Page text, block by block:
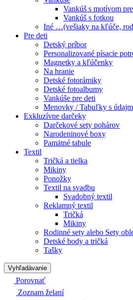
Vankúš s motívom
Vankúš s fotkou
Iné …(vešiaky na kľúče,
Pre deti
Detský príbor
Personalizované písacie
Magnetky a kľúčenky
Na hranie
Detské fotorámiky
Detské fotoalbumy
Vankúše pre deti
Menovky / Tabuľky s
Exkluzívne darčeky
Darčekové sety pohárov
Narodeninové boxy
Pamätné tabule
Textil
Tričká a tielka
Mikiny
Ponožky
Textil na svadbu
Svadobný textil
Reklamný textil
Tričká
Mikiny
Rodinné sety alebo Sety
Detské body a tričká
Tašky
Vyhľadávanie
Porovnať
Zoznam želaní